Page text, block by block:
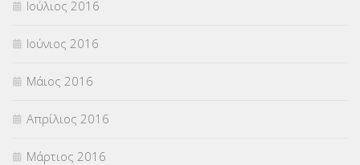
Ιούλιος 2016
Ιούνιος 2016
Μάιος 2016
Απρίλιος 2016
Μάρτιος 2016